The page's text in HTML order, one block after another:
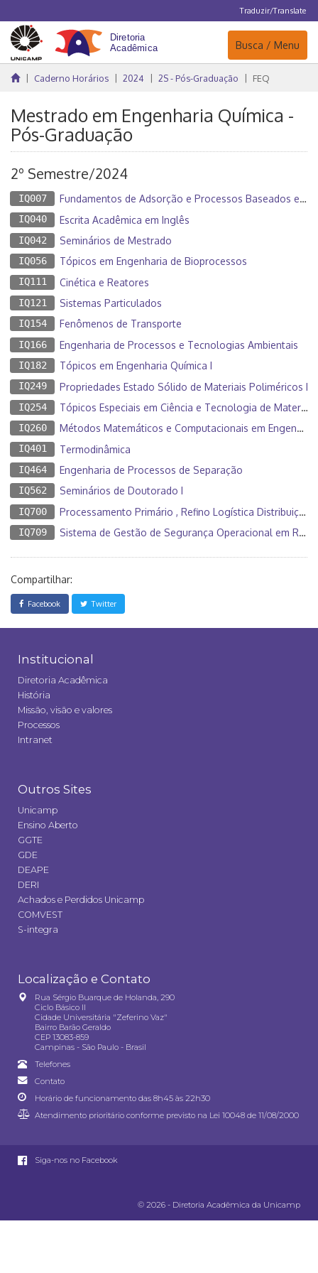
Traduzir/Translate
Navegação
Busca / Menu
Caderno Horários 2024 2S - Pós-Graduação FEQ
Mestrado em Engenharia Química -
Pós-Graduação
2º Semestre/2024
IQ007 Fundamentos de Adsorção e Processos Baseados em Adsorção
IQ040 Escrita Acadêmica em Inglês
IQ042 Seminários de Mestrado
IQ056 Tópicos em Engenharia de Bioprocessos
IQ111 Cinética e Reatores
IQ121 Sistemas Particulados
IQ154 Fenômenos de Transporte
IQ166 Engenharia de Processos e Tecnologias Ambientais
IQ182 Tópicos em Engenharia Química I
IQ249 Propriedades Estado Sólido de Materiais Poliméricos I
IQ254 Tópicos Especiais em Ciência e Tecnologia de Materiais
IQ260 Métodos Matemáticos e Computacionais em Engenharia Química
IQ401 Termodinâmica
IQ464 Engenharia de Processos de Separação
IQ562 Seminários de Doutorado I
IQ700 Processamento Primário , Refino Logística Distribuição Petróleo Derivados
IQ709 Sistema de Gestão de Segurança Operacional em Refinarias de Petróleo (SGSO)
Compartilhar:
Facebook Twitter
Institucional
Diretoria Acadêmica
História
Missão, visão e valores
Processos
Intranet
Outros Sites
Unicamp
Ensino Aberto
GGTE
GDE
DEAPE
DERI
Achados e Perdidos Unicamp
COMVEST
S-integra
Localização e Contato
Rua Sérgio Buarque de Holanda, 290
Ciclo Básico II
Cidade Universitária "Zeferino Vaz"
Bairro Barão Geraldo
CEP 13083-859
Campinas - São Paulo - Brasil
Telefones
Contato
Horário de funcionamento das 8h45 às 22h30
Atendimento prioritário conforme previsto na Lei 10048 de 11/08/2000
Siga-nos no Facebook
© 2026 - Diretoria Acadêmica da Unicamp